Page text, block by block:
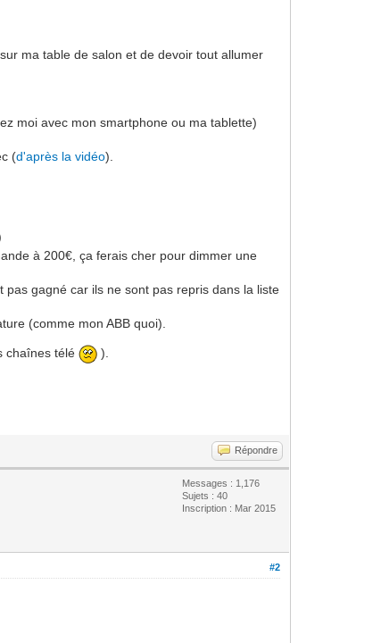
ma table de salon et de devoir tout allumer
moi avec mon smartphone ou ma tablette)
(d'après la vidéo).
à 200€, ça ferais cher pour dimmer une
pas gagné car ils ne sont pas repris dans la liste
(comme mon ABB quoi).
chaînes télé ).
Répondre
Messages : 1,176
Sujets : 40
Inscription : Mar 2015
#2